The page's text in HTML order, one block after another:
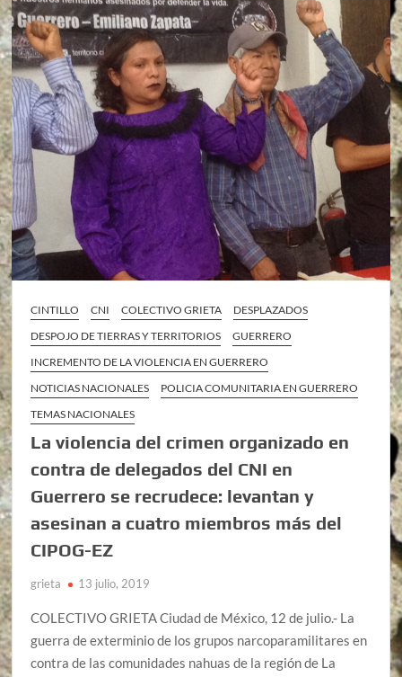
CINTILLO CNI COLECTIVO GRIETA
DESPLAZADOS
DESPOJO DE TIERRAS Y TERRITORIOS
GUERRERO
INCREMENTO DE LA VIOLENCIA EN GUERRERO
NOTICIAS NACIONALES
POLICIA COMUNITARIA EN GUERRERO
TEMAS NACIONALES
La violencia del crimen organizado en
contra de delegados del CNI en
Guerrero se recrudece: levantan y
asesinan a cuatro miembros más del
CIPOG-EZ
grieta 13 julio, 2019
COLECTIVO GRIETA Ciudad de México, 12 de julio.- La
guerra de exterminio de los grupos narcoparamilitares en
contra de las comunidades nahuas de la región de La